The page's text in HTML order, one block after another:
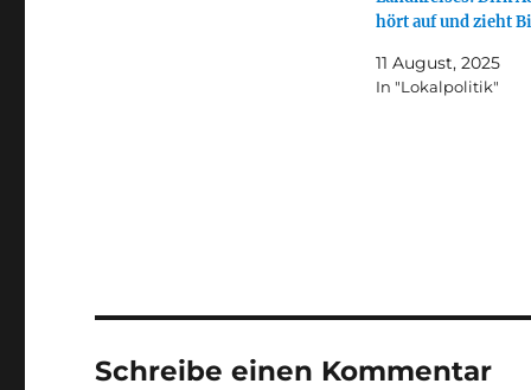
hört auf und zieht
11 August, 2025
In "Lokalpolitik"
Schreibe einen Kommentar